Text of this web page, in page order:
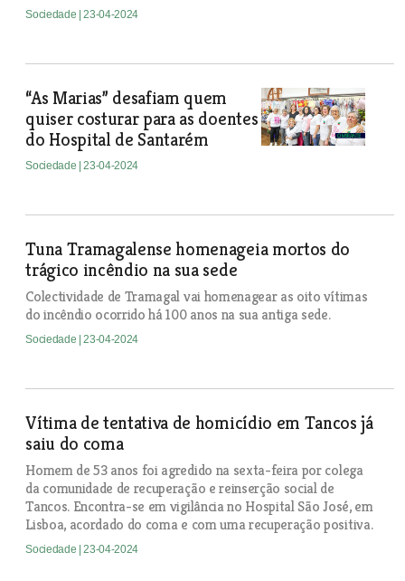
Sociedade | 23-04-2024
“As Marias” desafiam quem
quiser costurar para as doentes
do Hospital de Santarém
Sociedade | 23-04-2024
Tuna Tramagalense homenageia mortos do
trágico incêndio na sua sede
Colectividade de Tramagal vai homenagear as oito vítimas
do incêndio ocorrido há 100 anos na sua antiga sede.
Sociedade | 23-04-2024
Vítima de tentativa de homicídio em Tancos já
saiu do coma
Homem de 53 anos foi agredido na sexta-feira por colega
da comunidade de recuperação e reinserção social de
Tancos. Encontra-se em vigilância no Hospital São José, em
Lisboa, acordado do coma e com uma recuperação positiva.
Sociedade | 23-04-2024